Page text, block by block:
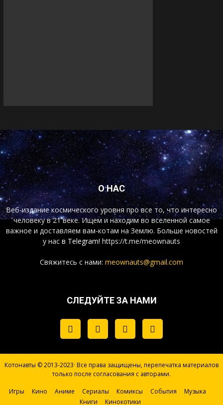
О НАС
Веб-издание космического уровня про все то, что интересно
человеку в 21 веке. Ищем и находим во вселенной самое
важное и доставляем вам-котам на Землю. Больше новостей
у нас в Telegram! https://t.me/meownauts
Свяжитесь с нами: meownauts@gmail.com
СЛЕДУЙТЕ ЗА НАМИ
Котонавты © 2013-2023· Все права защищены, перепечатка материалов
только после согласования с авторами.
Игры Кино Аниме Сериалы Комиксы События
Музыка
Книги
Кинокотики